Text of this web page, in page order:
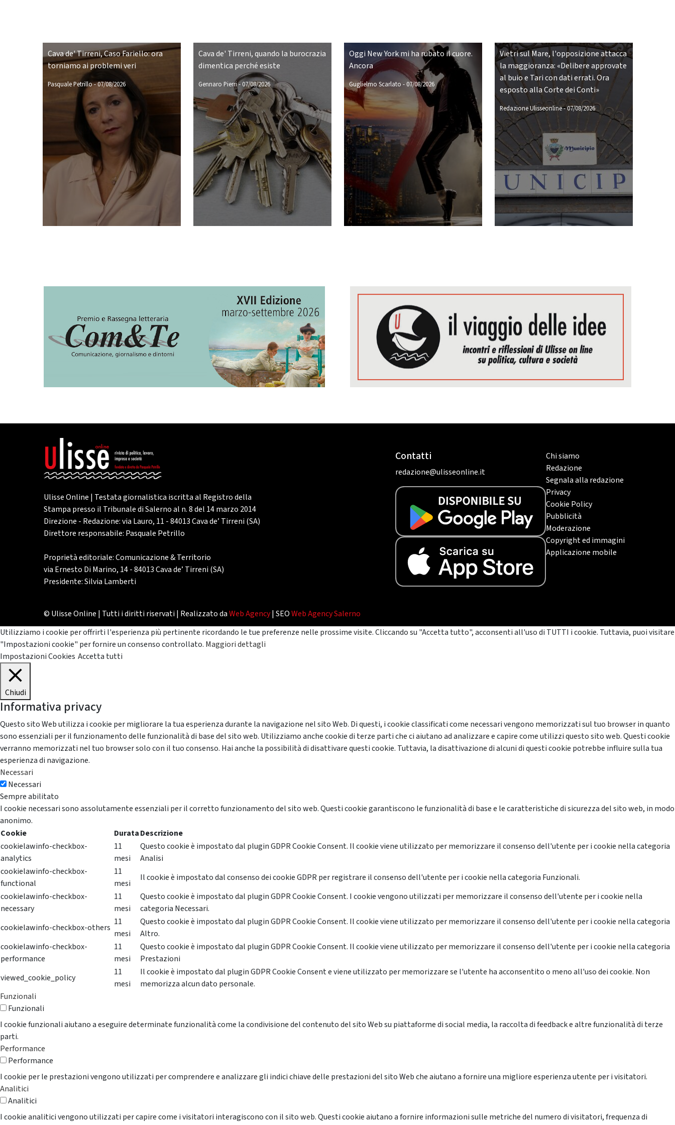
Cava de' Tirreni, Caso Fariello: ora
torniamo ai problemi veri
Pasquale Petrillo-07/08/2026
Cava de' Tirreni, quando la burocrazia
dimentica perché esiste
Gennaro Pierri- 07/08/2026
Oggi New York mi ha rubato il cuore.
Ancora
Guglielmo Scarlato -07/08/2026
Vietri sul Mare, l'opposizione attacca
la maggioranza: «Delibere approvate
al buio e Tari con dati errati. Ora
esposto alla Corte dei Conti»
Redazione Ulisseonline-07/08/2026
Ulisse Online | Testata giornalistica iscritta al Registro della
Stampa presso il Tribunale di Salerno al n. 8 del 14 marzo 2014
Direzione - Redazione: via Lauro, 11 - 84013 Cava de’ Tirreni (SA)
Direttore responsabile: Pasquale Petrillo
Proprietà editoriale: Comunicazione & Territorio
via Ernesto Di Marino, 14 - 84013 Cava de’ Tirreni (SA)
Presidente: Silvia Lamberti
Contatti
redazione@ulisseonline.it
Chi siamo
Redazione
Segnala alla redazione
Privacy
Cookie Policy
Pubblicità
Moderazione
Copyright ed immagini
Applicazione mobile
© Ulisse Online | Tutti i diritti riservati | Realizzato daWeb Agency| SEOWeb Agency Salerno
Utilizziamo i cookie per offrirti l'esperienza più pertinente ricordando le tue preferenze nelle prossime visite. Cliccando su "Accetta tutto", acconsenti all'uso di TUTTI i cookie. Tuttavia, puoi visitare
"Impostazioni cookie" per fornire un consenso controllato. Maggiori dettagli
Impostazioni Cookies Accetta tutti
Chiudi
Informativa privacy
Questo sito Web utilizza i cookie per migliorare la tua esperienza durante la navigazione nel sito Web. Di questi, i cookie classificati come necessari vengono memorizzati sul tuo browser in quanto
sono essenziali per il funzionamento delle funzionalità di base del sito web. Utilizziamo anche cookie di terze parti che ci aiutano ad analizzare e capire come utilizzi questo sito web. Questi cookie
verranno memorizzati nel tuo browser solo con il tuo consenso. Hai anche la possibilità di disattivare questi cookie. Tuttavia, la disattivazione di alcuni di questi cookie potrebbe influire sulla tua
esperienza di navigazione.
Necessari
Necessari
Sempre abilitato
I cookie necessari sono assolutamente essenziali per il corretto funzionamento del sito web. Questi cookie garantiscono le funzionalità di base e le caratteristiche di sicurezza del sito web, in modo
anonimo.
Cookie
DurataDescrizione
cookielawinfo-checkbox-
analytics
11
mesi
Questo cookie è impostato dal plugin GDPR Cookie Consent. Il cookie viene utilizzato per memorizzare il consenso dell'utente per i cookie nella categoria
Analisi
cookielawinfo-checkbox-
functional
11
mesi
Il cookie è impostato dal consenso dei cookie GDPR per registrare il consenso dell'utente per i cookie nella categoria Funzionali.
cookielawinfo-checkbox-
necessary
11
mesi
Questo cookie è impostato dal plugin GDPR Cookie Consent. I cookie vengono utilizzati per memorizzare il consenso dell'utente per i cookie nella
categoria Necessari.
cookielawinfo-checkbox-others
11
mesi
Questo cookie è impostato dal plugin GDPR Cookie Consent. Il cookie viene utilizzato per memorizzare il consenso dell'utente per i cookie nella categoria
Altro.
cookielawinfo-checkbox-
performance
11
mesi
Questo cookie è impostato dal plugin GDPR Cookie Consent. Il cookie viene utilizzato per memorizzare il consenso dell'utente per i cookie nella categoria
Prestazioni
viewed_cookie_policy
11
mesi
Il cookie è impostato dal plugin GDPR Cookie Consent e viene utilizzato per memorizzare se l'utente ha acconsentito o meno all'uso dei cookie. Non
memorizza alcun dato personale.
Funzionali
Funzionali
I cookie funzionali aiutano a eseguire determinate funzionalità come la condivisione del contenuto del sito Web su piattaforme di social media, la raccolta di feedback e altre funzionalità di terze
parti.
Performance
Performance
I cookie per le prestazioni vengono utilizzati per comprendere e analizzare gli indici chiave delle prestazioni del sito Web che aiutano a fornire una migliore esperienza utente per i visitatori.
Analitici
Analitici
I cookie analitici vengono utilizzati per capire come i visitatori interagiscono con il sito web. Questi cookie aiutano a fornire informazioni sulle metriche del numero di visitatori, frequenza di